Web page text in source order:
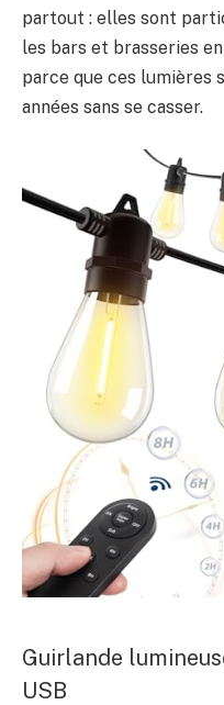
partout : elles sont
les bars et brasseries
parce que ces lumières
années sans se casser.
Guirlande
USB